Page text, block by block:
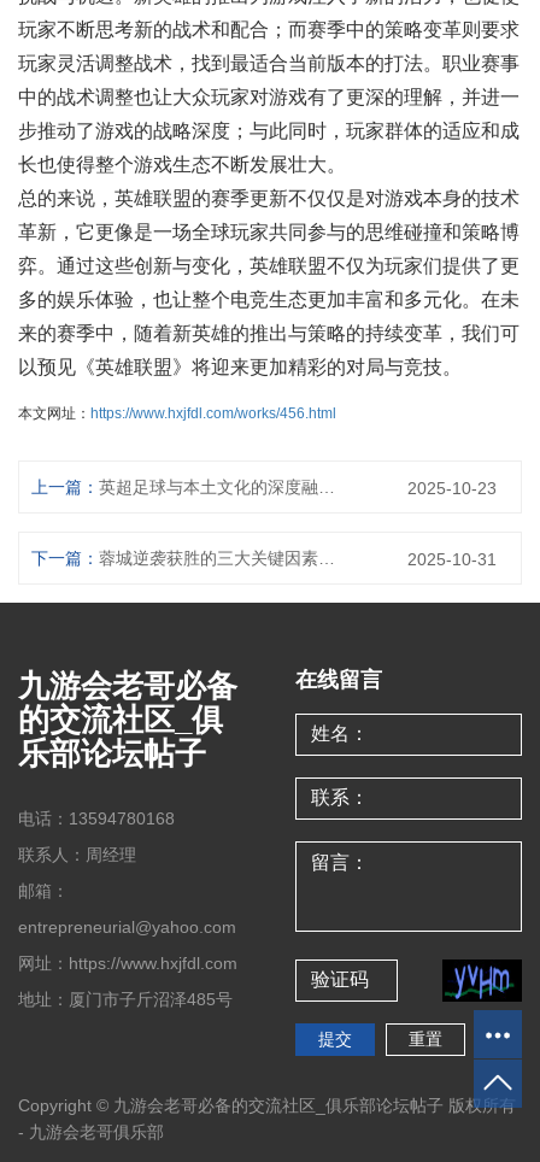
玩家不断思考新的战术和配合；而赛季中的策略变革则要求
玩家灵活调整战术，找到最适合当前版本的打法。职业赛事
中的战术调整也让大众玩家对游戏有了更深的理解，并进一
步推动了游戏的战略深度；与此同时，玩家群体的适应和成
长也使得整个游戏生态不断发展壮大。
总的来说，英雄联盟的赛季更新不仅仅是对游戏本身的技术
革新，它更像是一场全球玩家共同参与的思维碰撞和策略博
弈。通过这些创新与变化，英雄联盟不仅为玩家们提供了更
多的娱乐体验，也让整个电竞生态更加丰富和多元化。在未
来的赛季中，随着新英雄的推出与策略的持续变革，我们可
以预见《英雄联盟》将迎来更加精彩的对局与竞技。
本文网址： https://www.hxjfdl.com/works/456.html
上一篇： 2025-10-23
下一篇： 2025-10-31
九游会老哥必备
的交流社区_俱
乐部论坛帖子
电话：13594780168
联系人：周经理
邮箱：
entrepreneurial@yahoo.com
网址：https://www.hxjfdl.com
地址：厦门市子斤沼泽485号
在线留言
Copyright © 九游会老哥必备的交流社区_俱乐部论坛帖子 版权所有
- 九游会老哥俱乐部